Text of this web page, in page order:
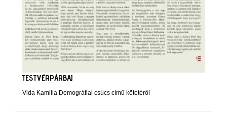
TESTVÉRPÁRBAJ
Vida Kamilla Demográfiai csúcs című kötetéről